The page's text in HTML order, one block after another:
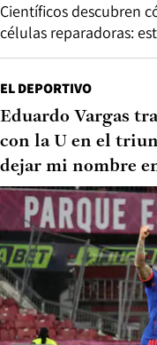
Científicos descubren
células reparadoras:
EL DEPORTIVO
Eduardo Vargas
con la U en el
dejar mi nombre